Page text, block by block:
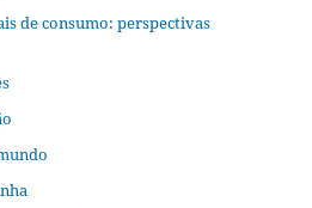
de consumo: perspectivas